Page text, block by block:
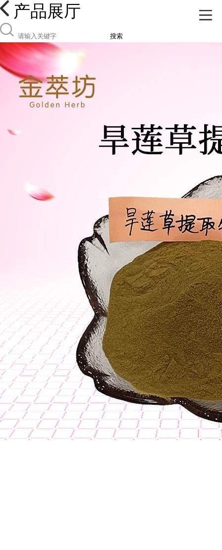
产品展厅
搜索